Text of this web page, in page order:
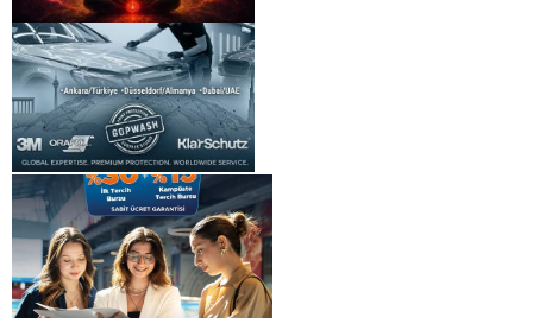
Zihnin Gizemli Sınırları ve
Ötesi : Nasılnedir.com
UETDS Nedir ? Uetds.com
İle Akıllı Dijital Taşımacılık
Yazılımı